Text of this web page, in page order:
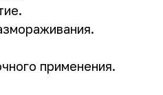
применения.